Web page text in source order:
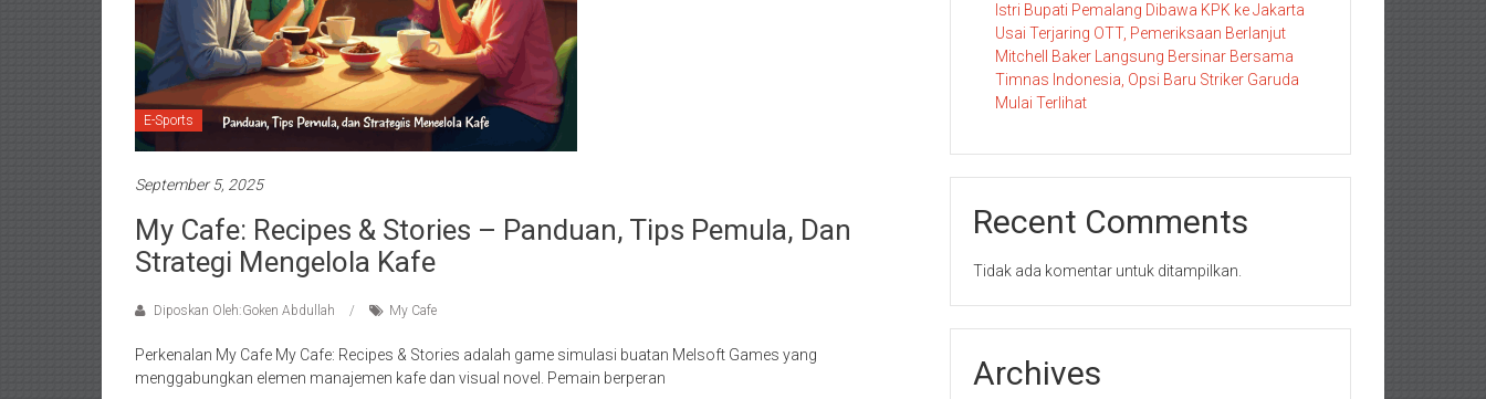
E-Sports
September 5, 2025
My Cafe: Recipes & Stories – Panduan, Tips Pemula, Dan
Strategi Mengelola Kafe
Diposkan Oleh:Goken Abdullah My Cafe
Perkenalan My Cafe My Cafe: Recipes & Stories adalah game simulasi buatan Melsoft Games yang
menggabungkan elemen manajemen kafe dan visual novel. Pemain berperan
Istri Bupati Pemalang Dibawa KPK ke Jakarta
Usai Terjaring OTT, Pemeriksaan Berlanjut
Mitchell Baker Langsung Bersinar Bersama
Timnas Indonesia, Opsi Baru Striker Garuda
Mulai Terlihat
Recent Comments
Tidak ada komentar untuk ditampilkan.
Archives